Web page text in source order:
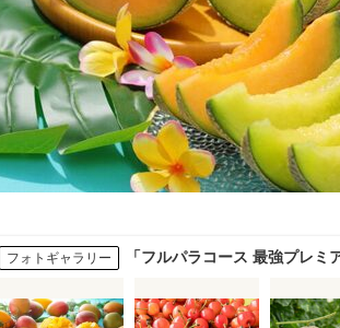
フォトギャラリー 「フルパラコース 最強プレ